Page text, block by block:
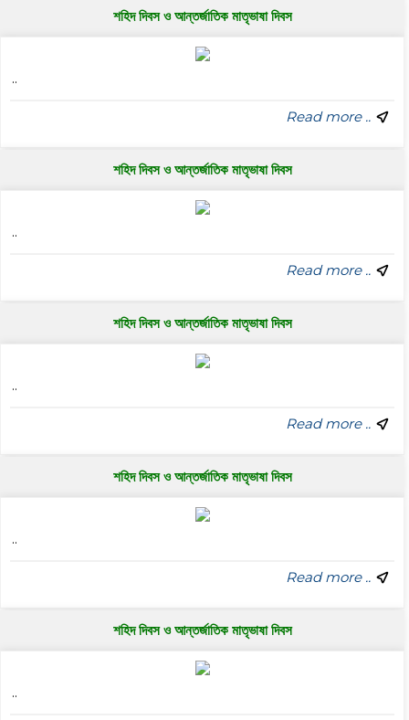
শহিদ দিবস ও আন্তর্জাতিক মাতৃভাষা দিবস
..
Read more ..
শহিদ দিবস ও আন্তর্জাতিক মাতৃভাষা দিবস
..
Read more ..
শহিদ দিবস ও আন্তর্জাতিক মাতৃভাষা দিবস
..
Read more ..
শহিদ দিবস ও আন্তর্জাতিক মাতৃভাষা দিবস
..
Read more ..
শহিদ দিবস ও আন্তর্জাতিক মাতৃভাষা দিবস
..